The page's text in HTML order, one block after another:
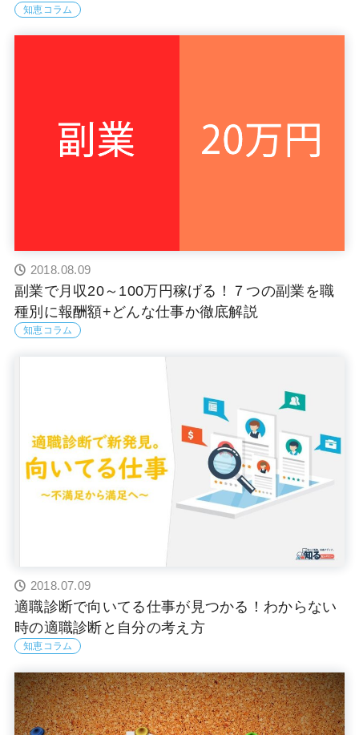
知恵コラム
2018.08.09
副業で月収20～100万円稼げる！７つの副業を職
種別に報酬額+どんな仕事か徹底解説
知恵コラム
2018.07.09
適職診断で向いてる仕事が見つかる！わからない
時の適職診断と自分の考え方
知恵コラム